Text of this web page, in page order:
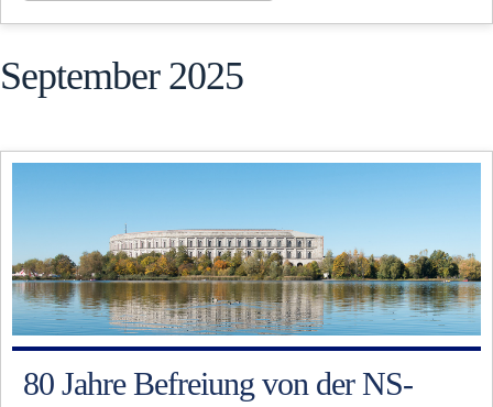
September 2025
80 Jahre Befreiung von der NS-